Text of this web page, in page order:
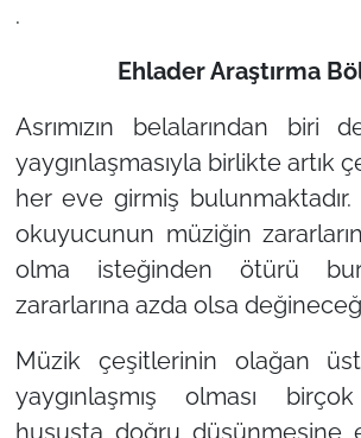
.
Ehlader Araştırma
Asrımızın belalarından biri
yaygınlaşmasıyla birlikte artık
her eve girmiş
okuyucunun müziğin
olma isteğinden ötürü
zararlarına azda olsa
Müzik çeşitlerinin olağan
yaygınlaşmış olması